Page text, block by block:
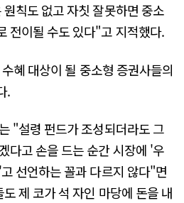
칙도 없고 자칫 잘못하면 중소
전이될 수도 있다"고 지적했다.
혜 대상이 될 중소형 증권사들의
.
"설령 펀드가 조성되더라도 그
다고 손을 드는 순간 시장에 '우
선언하는 꼴과 다르지 않다"면
제 코가 석 자인 마당에 돈을 내